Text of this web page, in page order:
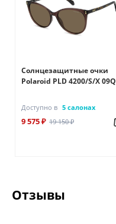
Солнцезащитные очки
Polaroid PLD 4200/S/X 09Q
Доступно в 5 салонах
9 575 ₽ 19 150 ₽
Отзывы